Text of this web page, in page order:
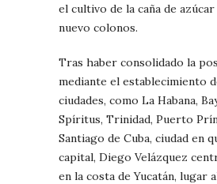
el cultivo de la caña de
nuevo colonos.
Tras haber consolidado la
mediante el establecimiento
ciudades, como La Habana,
Spíritus, Trinidad, Puerto
Santiago de Cuba, ciudad en
capital, Diego Velázquez
en la costa de Yucatán, lugar